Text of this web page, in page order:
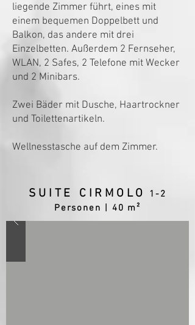
liegende Zimmer führt, eines mit
einem bequemen Doppelbett und
Balkon, das andere mit drei
Einzelbetten. Außerdem 2 Fernseher,
WLAN, 2 Safes, 2 Telefone mit Wecker
und 2 Minibars.
Zwei Bäder mit Dusche, Haartrockner
und Toilettenartikeln.
Wellnesstasche auf dem Zimmer.​
SUITE CIRMOLO
1-2
Personen | 40 m²